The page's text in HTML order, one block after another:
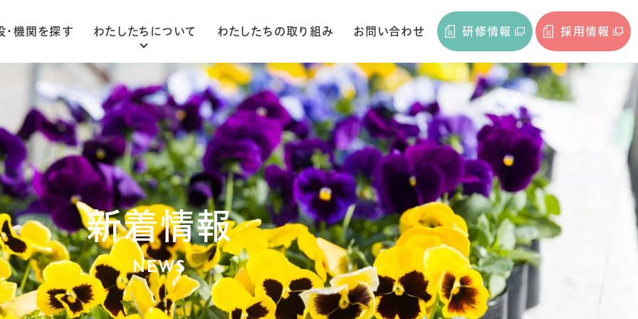
・機関を探す わたしたちについて
ごあいさつ
法人概要
組織図
わたしたちの取り組み お問い合わせ 研修情報 採用情報
新着情報
NEWS